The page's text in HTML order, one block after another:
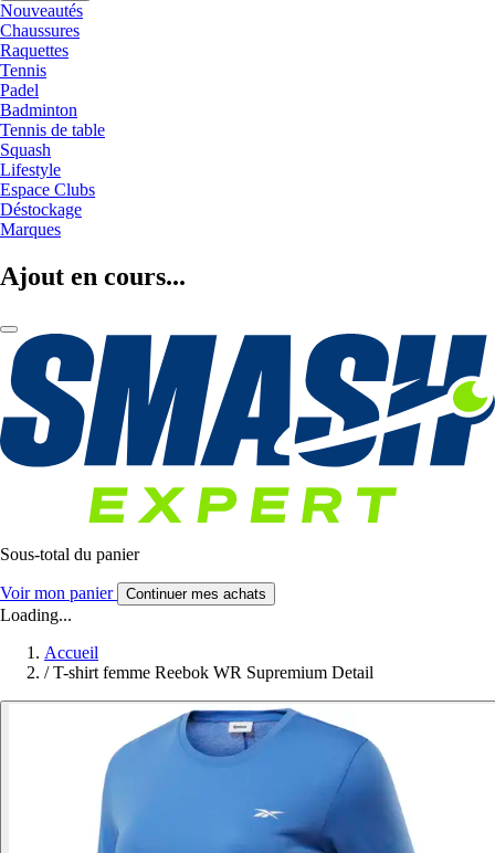
Nouveautés
Chaussures
Raquettes
Tennis
Padel
Badminton
Tennis de table
Squash
Lifestyle
Espace Clubs
Déstockage
Marques
Ajout en cours...
Sous-total du panier
Voir mon panier Continuer mes achats
Loading...
Accueil
/ T-shirt femme Reebok WR Supremium Detail